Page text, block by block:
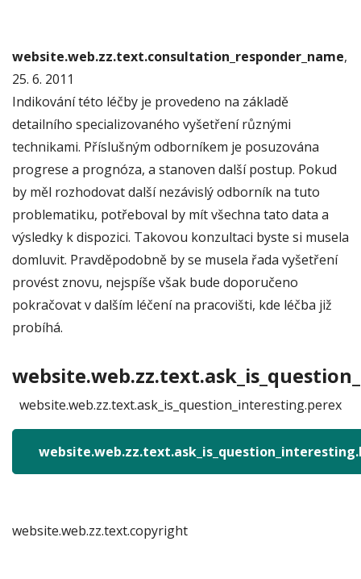
website.web.zz.text.consultation_responder_name,
25. 6. 2011
Indikování této léčby je provedeno na základě
detailního specializovaného vyšetření různými
technikami. Příslušným odborníkem je posuzována
progrese a prognóza, a stanoven další postup. Pokud
by měl rozhodovat další nezávislý odborník na tuto
problematiku, potřeboval by mít všechna tato data a
výsledky k dispozici. Takovou konzultaci byste si musela
domluvit. Pravděpodobně by se musela řada vyšetření
provést znovu, nejspíše však bude doporučeno
pokračovat v dalším léčení na pracovišti, kde léčba již
probíhá.
website.web.zz.text.ask_is_question_interesting.perex
website.web.zz.text.copyright